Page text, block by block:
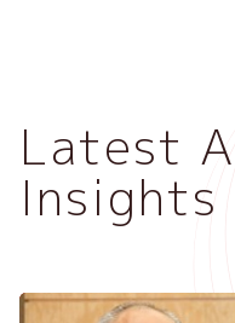
動
Latest
Insights